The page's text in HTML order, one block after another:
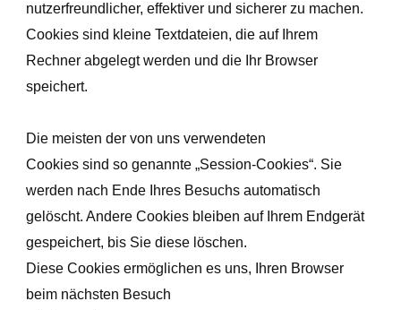
nutzerfreundlicher, effektiver und sicherer zu machen.
Cookies sind kleine Textdateien, die auf Ihrem
Rechner abgelegt werden und die Ihr Browser
speichert.
Die meisten der von uns verwendeten
Cookies sind so genannte „Session-Cookies“. Sie
werden nach Ende Ihres Besuchs automatisch
gelöscht. Andere Cookies bleiben auf Ihrem Endgerät
gespeichert, bis Sie diese löschen.
Diese Cookies ermöglichen es uns, Ihren Browser
beim nächsten Besuch